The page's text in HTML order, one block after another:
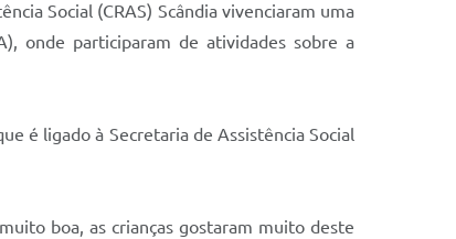
Social (CRAS) Scândia vivenciaram uma
onde participaram de atividades sobre a
é ligado à Secretaria de Assistência Social
boa, as crianças gostaram muito deste